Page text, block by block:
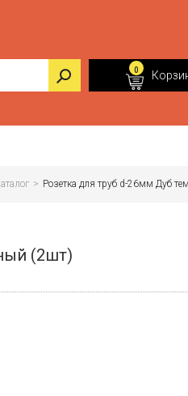
0
> Розетка для труб d-26мм Дуб
(2шт)